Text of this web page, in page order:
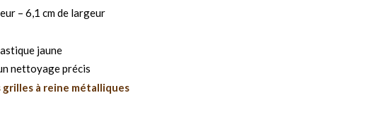
– 6,1 cm de largeur
jaune
nettoyage précis
à reine métalliques